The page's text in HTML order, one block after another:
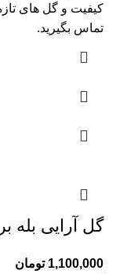
کیفیت و گل های
تماس بگیرید.
گل آرایی بله
1,100,000 تومان